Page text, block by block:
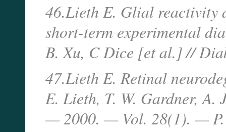
46.Lieth E. Glial reactivity
short-term experimental
B. Xu, C Dice [et al.] //
47.Lieth E. Retinal
E. Lieth, T. W. Gardner,
— 2000. — Vol. 28(1). —